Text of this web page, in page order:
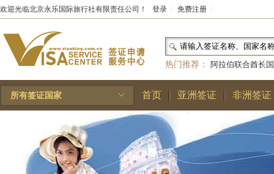
欢迎光临北京永乐国际旅行社有限责任公司！ 登录 免费注册
热门推荐：
阿拉伯联合酋长国
和国|布基纳法索|巴勒斯坦
林王国|安道尔公国|
所有签证国家 首页 亚洲签证 非洲签证